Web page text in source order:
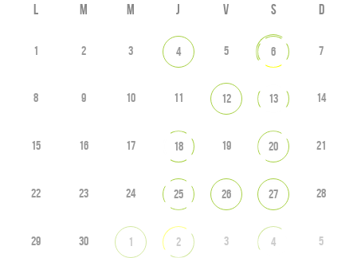
L M M J V S D
1 2 3 4 5 6 7
8 9 10 11 12 13 14
15 16 17 18 19 20 21
22 23 24 25 26 27 28
29 30 1 2 3 4 5